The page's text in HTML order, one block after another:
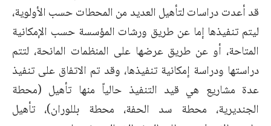
قد أعدت دراسات لتأهيل العديد من المحطات حسب الأولوية،
ليتم تنفيذها إما عن طريق ورشات المؤسسة حسب الإمكانية
المتاحة، أو عن طريق عرضها على المنظمات المانحة، لتتم
دراستها ودراسة إمكانية تنفيذها، وقد تم الاتفاق على تنفيذ
عدة مشاريع هي قيد التنفيذ حالياً منها تأهيل (محطة
الجنديرية، محطة سد الحفة، محطة بللوران)، تأهيل